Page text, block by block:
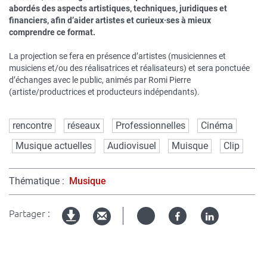
abordés des aspects artistiques, techniques, juridiques et
financiers, afin d’aider artistes et curieux·ses à mieux
comprendre ce format.
La projection se fera en présence d’artistes (musiciennes et
musiciens et/ou des réalisatrices et réalisateurs) et sera ponctuée
d’échanges avec le public, animés par Romi Pierre
(artiste/productrices et producteurs indépendants).
Mots
clés
rencontre réseaux Professionnelles
Cinéma
Musique actuelles
Audiovisuel Muisque Clip
Thématique Musique
Partager : Twitter FacebookLinked